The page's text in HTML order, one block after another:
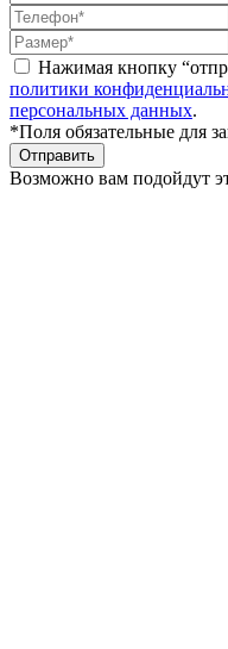
Нажимая кнопку
политики
персональных данных.
*Поля обязательные для
Отправить
Возможно вам подойдут